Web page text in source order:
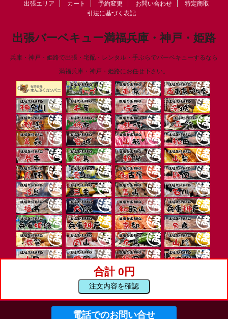
合計 0円
注文内容を確認
出張エリア
カート 予約変更 お問い合わせ
特定商取
引法に基づく表記
出張バーベキュー満福兵庫・神戸・姫路
兵庫・神戸・姫路で出張・宅配・レンタル・手ぶらでバーベキューするなら
満福兵庫・神戸・姫路にお任せ下さい。
電話でのお問い合せ
Copyright© 出張バーベキュー満福兵庫・神戸・姫路 , 2026 All Rights